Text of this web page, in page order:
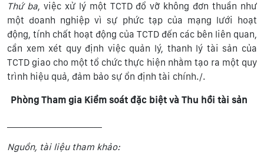
Thứ ba, việc xử lý một TCTD đổ vỡ không đơn thuần như
một doanh nghiệp vì sự phức tạp của mạng lưới hoạt
động, tính chất hoạt động của TCTD đến các bên liên quan,
cần xem xét quy định việc quản lý, thanh lý tài sản của
TCTD giao cho một tổ chức thực hiện nhằm tạo ra một quy
trình hiệu quả, đảm bảo sự ổn định tài chính./.
Phòng Tham gia Kiểm soát đặc biệt và Thu hồi tài sản
Nguồn, tài liệu tham khảo: